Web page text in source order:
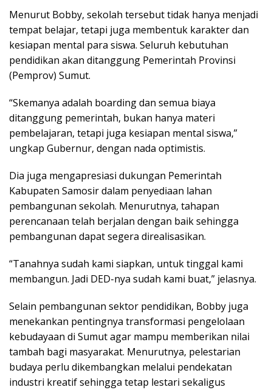
Menurut Bobby, sekolah tersebut tidak hanya menjadi
tempat belajar, tetapi juga membentuk karakter dan
kesiapan mental para siswa. Seluruh kebutuhan
pendidikan akan ditanggung Pemerintah Provinsi
(Pemprov) Sumut.
“Skemanya adalah boarding dan semua biaya
ditanggung pemerintah, bukan hanya materi
pembelajaran, tetapi juga kesiapan mental siswa,”
ungkap Gubernur, dengan nada optimistis.
Dia juga mengapresiasi dukungan Pemerintah
Kabupaten Samosir dalam penyediaan lahan
pembangunan sekolah. Menurutnya, tahapan
perencanaan telah berjalan dengan baik sehingga
pembangunan dapat segera direalisasikan.
“Tanahnya sudah kami siapkan, untuk tinggal kami
membangun. Jadi DED-nya sudah kami buat,” jelasnya.
Selain pembangunan sektor pendidikan, Bobby juga
menekankan pentingnya transformasi pengelolaan
kebudayaan di Sumut agar mampu memberikan nilai
tambah bagi masyarakat. Menurutnya, pelestarian
budaya perlu dikembangkan melalui pendekatan
industri kreatif sehingga tetap lestari sekaligus